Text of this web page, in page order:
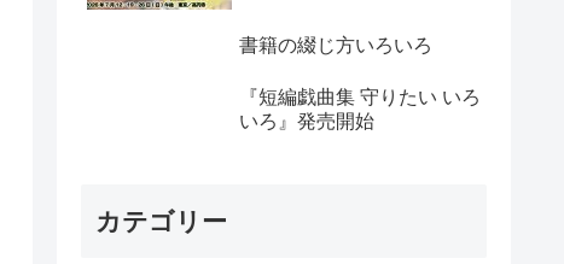
書籍の綴じ方いろいろ
『短編戯曲集 守りたい いろ
いろ』発売開始
カテゴリー